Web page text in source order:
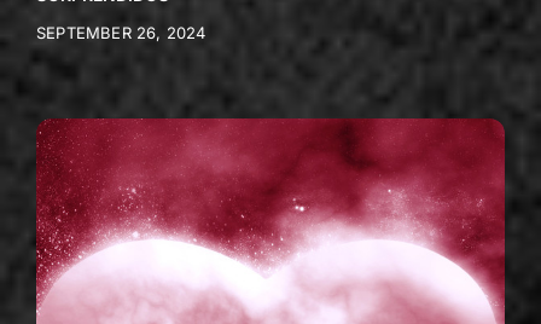
SEPTEMBER 26, 2024